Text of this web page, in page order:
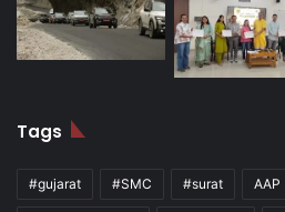
Tags
#gujarat #SMC #surat AAP